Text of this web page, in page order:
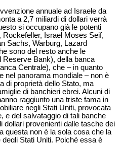
annuale ad Israele da
a 2,7 miliardi di dollari verrà
si occupano già le potenti
Israel Moses Seif,
Sachs, Warburg, Lazard
sono del resto anche le
Reserve Bank), della banca
Centrale), che – in quanto
nel panorama mondiale – non è
di proprietà dello Stato, ma
di banchieri ebrei. Alcuni di
raggiunto una triste fama in
negli Stati Uniti, provocata
e del salvataggio di tali banche
dollari provenienti dalle tasche dei
questa non è la sola cosa che la
Stati Uniti. Poiché essa è